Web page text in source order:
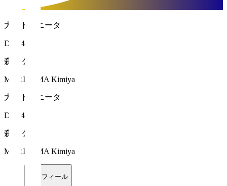
大分トリニータ
DF 44
森山 公弥
MORIYAMA Kimiya
大分トリニータ
DF 44
森山 公弥
MORIYAMA Kimiya
プロフィール